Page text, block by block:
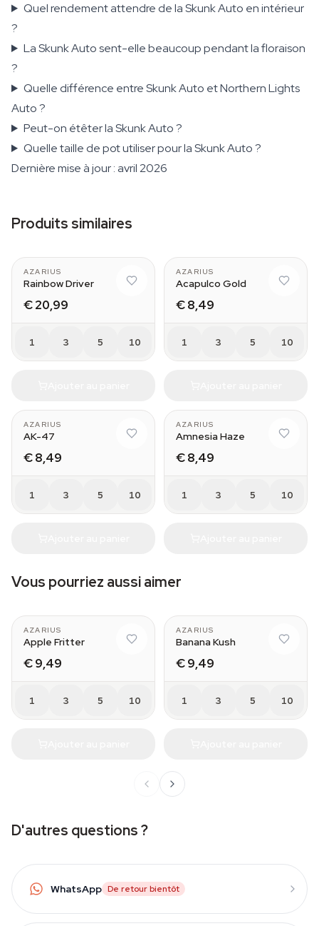
Quel rendement attendre de la Skunk Auto en intérieur
?
La Skunk Auto sent-elle beaucoup pendant la floraison
?
Quelle différence entre Skunk Auto et Northern Lights
Auto ?
Peut-on étêter la Skunk Auto ?
Quelle taille de pot utiliser pour la Skunk Auto ?
Dernière mise à jour : avril 2026
Produits similaires
AZARIUS
Rainbow Driver
€ 20,99
1 3 5 10
AZARIUS
Acapulco Gold
€ 8,49
1 3 5 10
AZARIUS
AK-47
€ 8,49
1 3 5 10
AZARIUS
Amnesia Haze
€ 8,49
1 3 5 10
Vous pourriez aussi aimer
AZARIUS
Apple Fritter
€ 9,49
1 3 5 10
AZARIUS
Banana Kush
€ 9,49
1 3 5 10
D'autres questions ?
WhatsApp De retour bientôt